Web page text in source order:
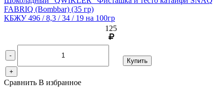
FABRIQ (Bombbar) (35 гр)
КБЖУ 496 / 8,3 / 34 / 19 на 100гр
125
-
+
Купить
Сравнить В избранное